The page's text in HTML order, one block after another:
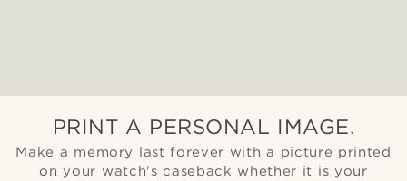
PRINT A PERSONAL IMAGE.
Make a memory last forever with a picture printed
on your watch's caseback whether it is your